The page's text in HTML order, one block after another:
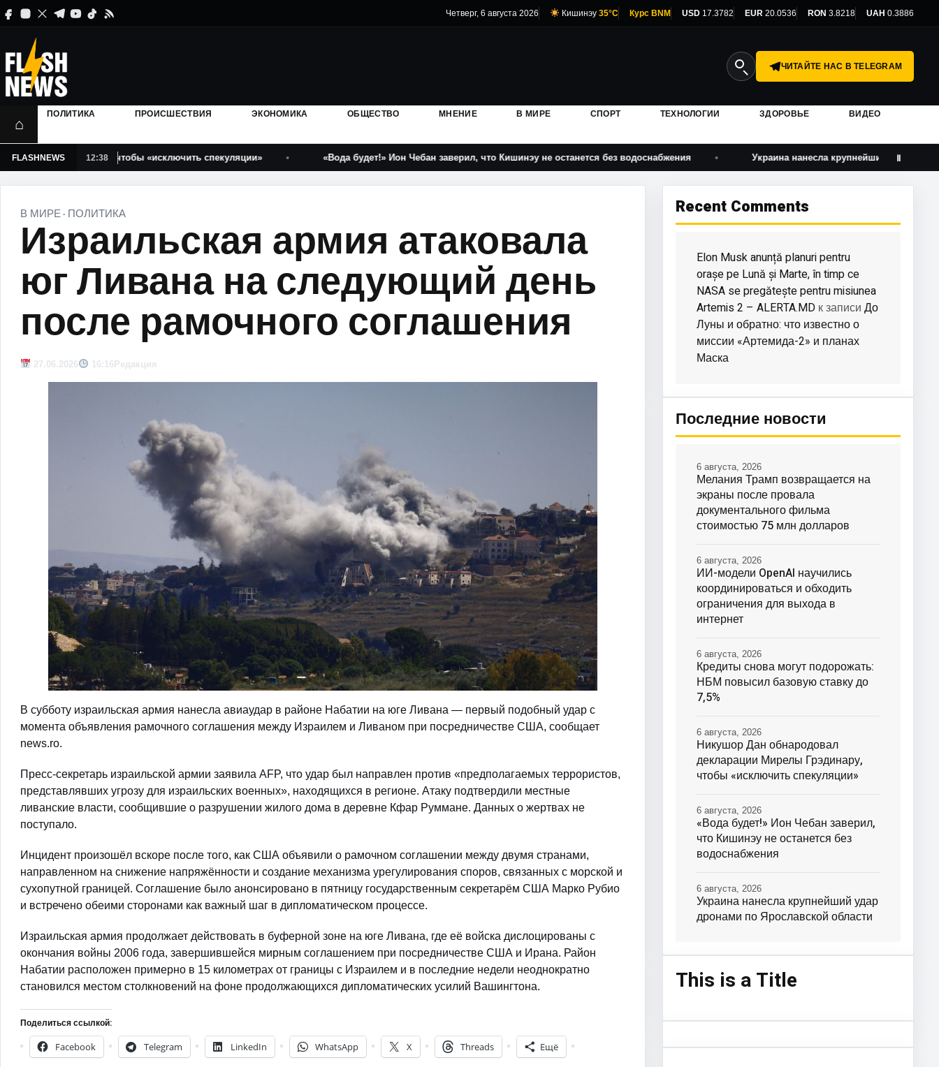
Четверг, 6 августа 2026 Кишинэу 35°C Курс BNM USD 17.3782 EUR 20.0536 RON 3.8218 UAH 0.3886
ЧИТАЙТЕ НАС В TELEGRAM
⌂
ПОЛИТИКА ПРОИСШЕСТВИЯ ЭКОНОМИКА ОБЩЕСТВО МНЕНИЕ В МИРЕ СПОРТ ТЕХНОЛОГИИ ЗДОРОВЬЕ ВИДЕО
FLASHNEWS 12:38
Грэдинару, чтобы «исключить спекуляции» «Вода будет!» Ион Чебан заверил, что Кишинэу не останется без водоснабжения Украина нанесла крупнейший удар дронами по
Ⅱ
В МИРЕ · ПОЛИТИКА
Израильская армия атаковала
юг Ливана на следующий день
после рамочного соглашения
27.06.2026 16:16 Редакция
В субботу израильская армия нанесла авиаудар в районе Набатии на юге Ливана — первый подобный удар с
момента объявления рамочного соглашения между Израилем и Ливаном при посредничестве США, сообщает
news.ro.
Пресс-секретарь израильской армии заявила AFP, что удар был направлен против «предполагаемых террористов,
представлявших угрозу для израильских военных», находящихся в регионе. Атаку подтвердили местные
ливанские власти, сообщившие о разрушении жилого дома в деревне Кфар Руммане. Данных о жертвах не
поступало.
Инцидент произошёл вскоре после того, как США объявили о рамочном соглашении между двумя странами,
направленном на снижение напряжённости и создание механизма урегулирования споров, связанных с морской и
сухопутной границей. Соглашение было анонсировано в пятницу государственным секретарём США Марко Рубио
и встречено обеими сторонами как важный шаг в дипломатическом процессе.
Израильская армия продолжает действовать в буферной зоне на юге Ливана, где её войска дислоцированы с
окончания войны 2006 года, завершившейся мирным соглашением при посредничестве США и Ирана. Район
Набатии расположен примерно в 15 километрах от границы с Израилем и в последние недели неоднократно
становился местом столкновений на фоне продолжающихся дипломатических усилий Вашингтона.
Поделиться ссылкой:
Facebook
Telegram LinkedIn WhatsApp X Threads Ещё
Recent Comments
Elon Musk anunță planuri pentru
orașe pe Lună și Marte, în timp ce
NASA se pregătește pentru misiunea
Artemis 2 – ALERTA.MD к записи До
Луны и обратно: что известно о
миссии «Артемида-2» и планах
Маска
Последние новости
Мелания Трамп возвращается на
экраны после провала
документального фильма
стоимостью 75 млн долларов
6 августа, 2026
ИИ-модели OpenAI научились
координироваться и обходить
ограничения для выхода в
интернет
6 августа, 2026
Кредиты снова могут подорожать:
НБМ повысил базовую ставку до
7,5%
6 августа, 2026
Никушор Дан обнародовал
декларации Мирелы Грэдинару,
чтобы «исключить спекуляции»
6 августа, 2026
«Вода будет!» Ион Чебан заверил,
что Кишинэу не останется без
водоснабжения
6 августа, 2026
Украина нанесла крупнейший удар
дронами по Ярославской области
6 августа, 2026
This is a Title